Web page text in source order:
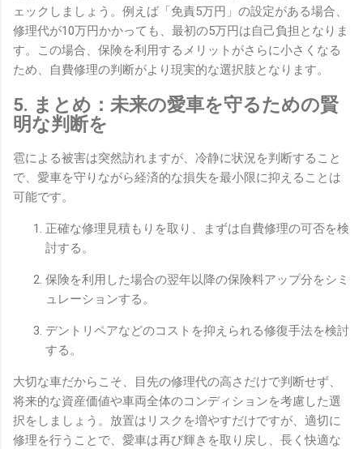
ェックしましょう。例えば「免責5万円」の設定がある場合、
修理代が10万円かかっても、最初の5万円は自己負担となりま
す。この場合、保険を利用するメリットがさらに小さくなる
ため、自費修理の判断がより現実的な選択肢となります。
5. まとめ：未来の愛車を守るための賢
明な判断を
雹による被害は突然訪れますが、冷静に状況を判断すること
で、愛車を守りながら経済的な損失を最小限に抑えることは
可能です。
正確な修理見積もりを取り、まずは自費修理の可否を検
討する。
保険を利用した場合の翌年以降の保険料アップ分をシミ
ュレーションする。
デントリペアなどのコストを抑えられる修復手法を検討
する。
大切な車だからこそ、目先の修理代の高さだけで判断せず、
将来的な資産価値や車両全体のコンディションを考慮した選
択をしましょう。放置はリスクを増やすだけですが、適切に
修理を行うことで、愛車は再び輝きを取り戻し、長く快適な